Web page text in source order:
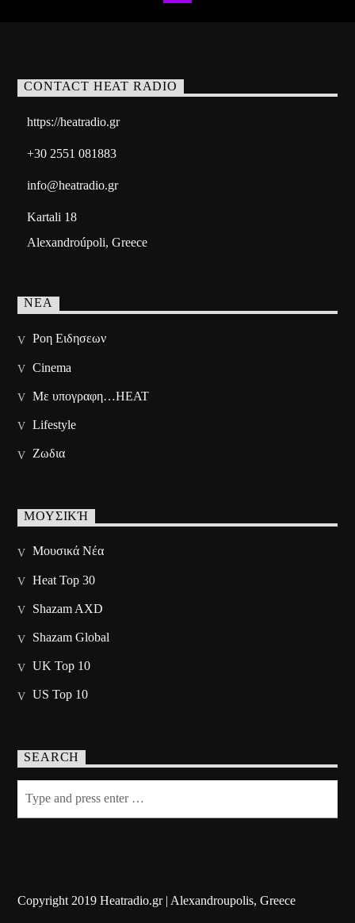
CONTACT HEAT RADIO
https://heatradio.gr
+30 2551 081883
info@heatradio.gr
Kartali 18
Alexandroúpoli, Greece
ΝΕΑ
Ροη Ειδησεων
Cinema
Με υπογραφη…HEAT
Lifestyle
Ζωδια
ΜΟΥΣΙΚΉ
Μουσικά Νέα
Heat Top 30
Shazam AXD
Shazam Global
UK Top 10
US Top 10
SEARCH
Copyright 2019 Heatradio.gr | Alexandroupolis, Greece